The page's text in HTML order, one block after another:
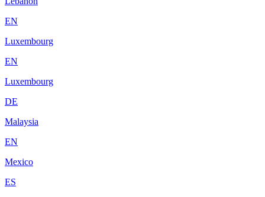
EN
Luxembourg
EN
Luxembourg
DE
Malaysia
EN
Mexico
ES